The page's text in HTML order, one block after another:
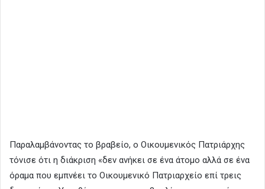
Παραλαμβάνοντας το βραβείο, ο Οικουμενικός Πατριάρχης
τόνισε ότι η διάκριση «δεν ανήκει σε ένα άτομο αλλά σε ένα
όραμα που εμπνέει το Οικουμενικό Πατριαρχείο επί τρεις